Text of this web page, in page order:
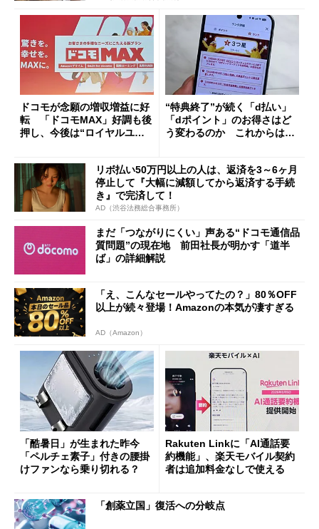
ドコモが念願の増収増益に好
転 「ドコモMAX」好調も後
押し、今後は“ロイヤルユー
“特典終了”が続く「d払い」
「dポイント」のお得さはど
う変わるのか これからは
リボ払い50万円以上の人は、返済を3～6ヶ月
停止して『大幅に減額してから返済する手続
き』で完済して！
AD（渋谷法務総合事務所）
まだ「つながりにくい」声ある“ドコモ通信品
質問題”の現在地 前田社長が明かす「道半
ば」の詳細解説
「え、こんなセールやってたの？」80％OFF
以上が続々登場！Amazonの本気が凄すぎる
AD（Amazon）
「酷暑日」が生まれた昨今
「ペルチェ素子」付きの腰掛
けファンなら乗り切れる？
Rakuten Linkに「AI通話要
約機能」、楽天モバイル契約
者は追加料金なしで使える
「創薬立国」復活への分岐点